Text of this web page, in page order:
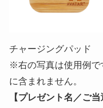
チャージングパッド
※右の写真は使用例で
に含まれません。
【プレゼント名／ご当